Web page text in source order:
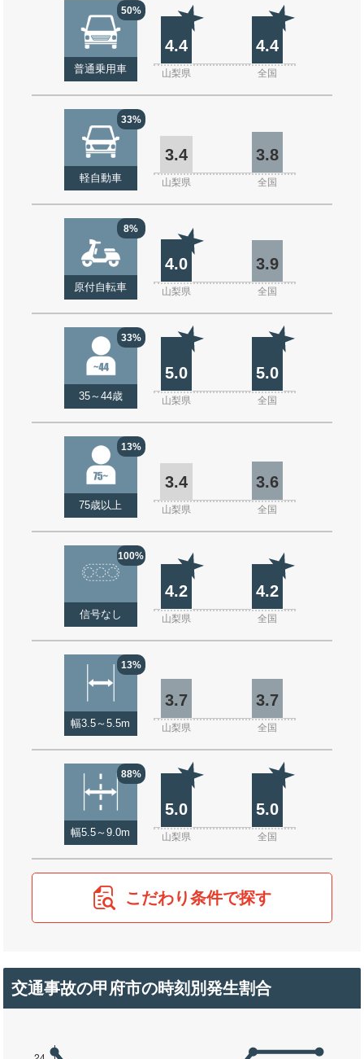
50%
普通乗用車
4.4 4.4
山梨県 全国
33%
軽自動車
3.4 3.8
山梨県 全国
8%
原付自転車
4.0 3.9
山梨県 全国
33%
35～44歳
5.0 5.0
山梨県 全国
13%
75歳以上
3.4 3.6
山梨県 全国
100%
信号なし
4.2 4.2
山梨県 全国
13%
幅3.5～5.5m
3.7 3.7
山梨県 全国
88%
幅5.5～9.0m
5.0 5.0
山梨県 全国
こだわり条件で探す
交通事故の甲府市の時刻別発生割合